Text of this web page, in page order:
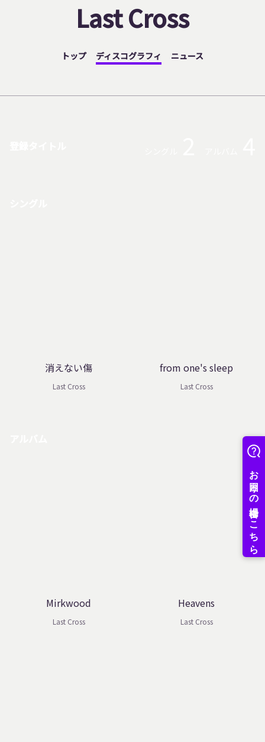
Last Cross
トップ ディスコグラフィ ニュース
消えない傷
Last Cross
from one's sleep
Last Cross
Mirkwood
Last Cross
Heavens
Last Cross